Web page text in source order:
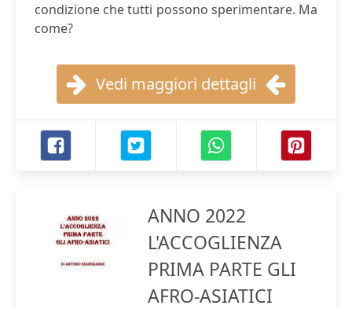
condizione che tutti possono sperimentare. Ma
come?
Vedi maggiori dettagli
ANNO 2022
L'ACCOGLIENZA
PRIMA PARTE GLI
AFRO-ASIATICI